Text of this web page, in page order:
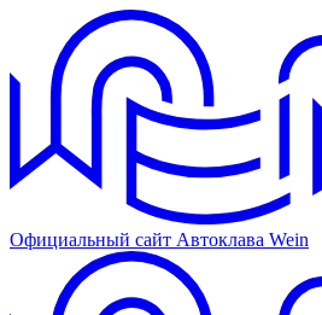
Официальный сайт Автоклава Wein